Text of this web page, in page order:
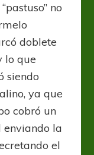
no
doblete
lo que
siendo
ya que
cobró un
la
el